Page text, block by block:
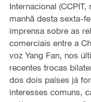
Internacional
manhã desta sexta-
imprensa sobre as
comerciais entre a
voz Yang Fan, nos
recentes trocas
dos dois países já
interesses comuns,